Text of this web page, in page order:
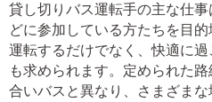
貸し切りバス運転手の主な仕
どに参加している方たちを目
運転するだけでなく、快適に
も求められます。定められた
合いバスと異なり、さまざま